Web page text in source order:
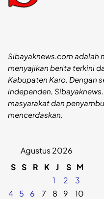
Sibayaknews.com adalah
menyajikan berita terkini
Kabupaten Karo. Dengan
independen,
masyarakat dan
mencerdaskan.
Agustus 2026
S S R K J S M
1
2
3
4
5 6 7 8 9
10